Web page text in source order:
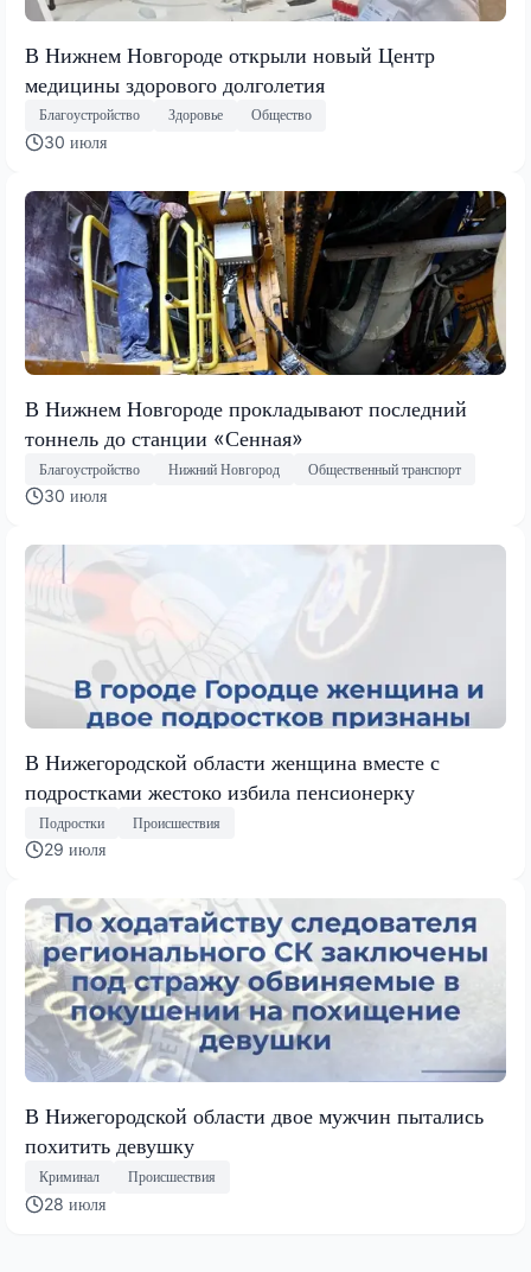
В Нижнем Новгороде открыли новый Центр
медицины здорового долголетия
Благоустройство Здоровье Общество
30 июля
В Нижнем Новгороде прокладывают последний
тоннель до станции «Сенная»
Благоустройство Нижний Новгород Общественный транспорт
30 июля
В Нижегородской области женщина вместе с
подростками жестоко избила пенсионерку
Подростки Происшествия
29 июля
В Нижегородской области двое мужчин пытались
похитить девушку
Криминал Происшествия
28 июля